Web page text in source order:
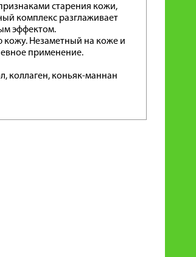
старения кожи,
комплекс разглаживает
эффектом.
Незаметный на коже и
применение.
коллаген, коньяк-маннан